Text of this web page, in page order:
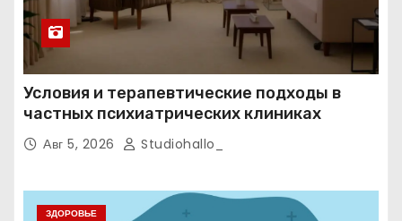
Условия и терапевтические подходы в
частных психиатрических клиниках
Авг 5, 2026 Studiohallo_
ЗДОРОВЬЕ